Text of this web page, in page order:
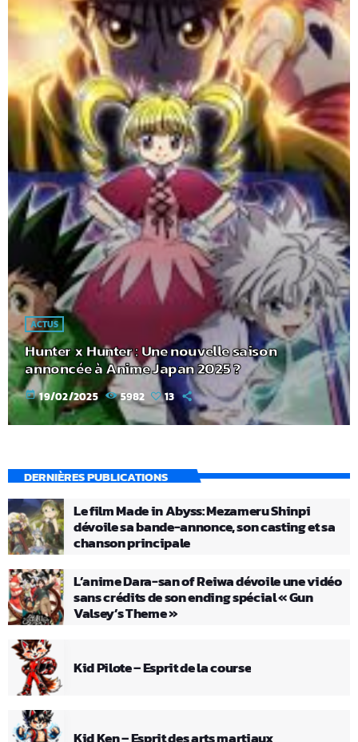
ACTUS
Hunter x Hunter : Une nouvelle saison
annoncée à Anime Japan 2025 ?
today 19/02/2025 5982 13
DERNIÈRES PUBLICATIONS
Le film Made in Abyss: Mezameru Shinpi
dévoile sa bande-annonce, son casting et sa
chanson principale
L’anime Dara-san of Reiwa dévoile une vidéo
sans crédits de son ending spécial « Gun
Valsey’s Theme »
Kid Pilote – Esprit de la course